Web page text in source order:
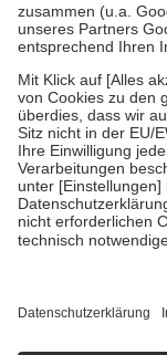
Verordnung.
Um das Engagement
stärken und die
fallenkeine
• Kindern und
mit Ausnahme der
• Untersuchungen
GKV getragen
• empfohlenen
• Harn- und
getroffen, um